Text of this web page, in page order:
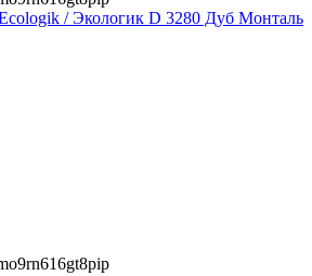
/ Экологик D 3280 Дуб Монталь